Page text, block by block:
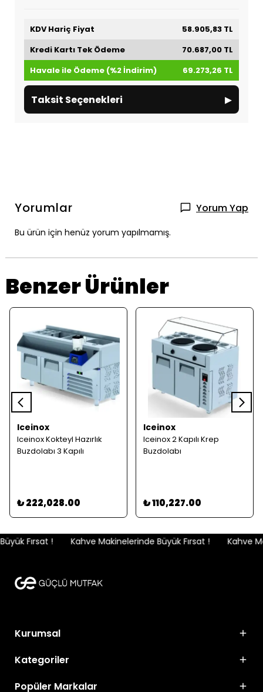
KDV Hariç Fiyat
58.905,83 TL
Kredi Kartı Tek Ödeme
70.687,00 TL
Havale ile Ödeme (%2 İndirim)
69.273,26 TL
Taksit Seçenekleri ▸
Yorumlar Yorum Yap
Bu ürün için henüz yorum yapılmamış.
Benzer Ürünler
Iceinox
Iceinox Kokteyl Hazırlık
Buzdolabı 3 Kapılı
₺ 222,028.00
Iceinox
Iceinox 2 Kapılı Krep
Buzdolabı
₺ 110,227.00
Fırsat ! Kahve Makinelerinde Büyük Fırsat ! Kahve
Kurumsal
Kategoriler
Popüler Markalar